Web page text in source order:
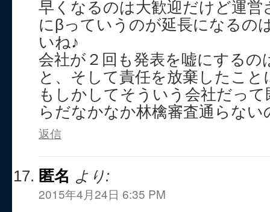
早くなるのは大歓迎だけど運営
にβっていうのが延長になるの
いね♪
会社が２回も発表を嘘にするの
と、そして責任を放棄したこと
もしかしてそういう会社だっ
らだなかなか林檎審査通らない
返信
匿名 より:
2015年4月24日 6:35 PM